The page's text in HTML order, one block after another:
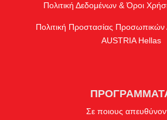
Πολιτική Δεδομένων & Όροι
Πολιτική Προστασίας
AUSTRIA Hellas
Σε ποιους